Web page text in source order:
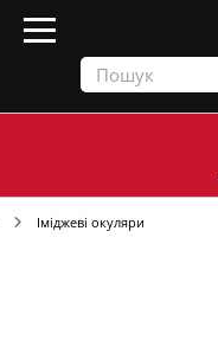
Іміджеві окуляри